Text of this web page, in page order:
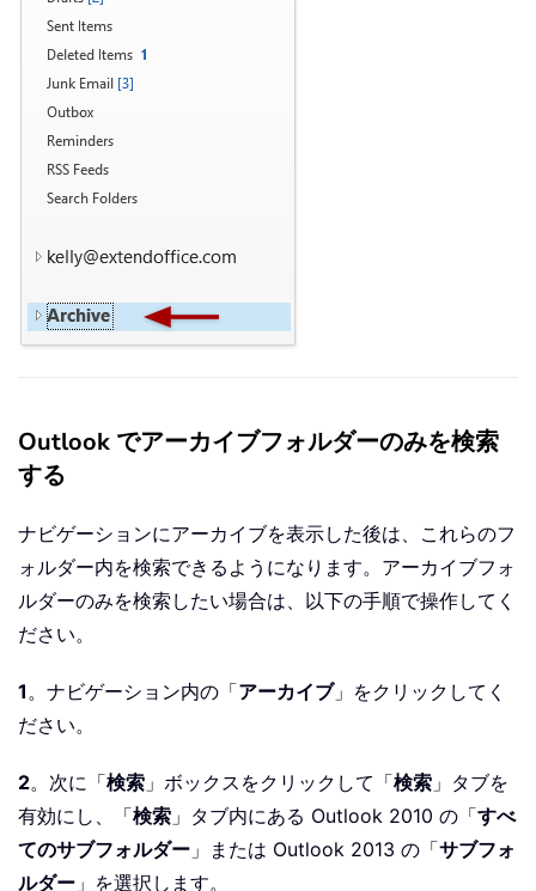
Outlook でアーカイブフォルダーのみを検索
する
ナビゲーションにアーカイブを表示した後は、これらのフ
ォルダー内を検索できるようになります。アーカイブフォ
ルダーのみを検索したい場合は、以下の手順で操作してく
ださい。
1 。ナビゲーション内の「アーカイブ」をクリックしてく
ださい。
2。次に「検索 」ボックスをクリックして「検索 」タブを
有効にし、「検索 」タブ内にある Outlook 2010 の「すべ
てのサブフォルダー 」または Outlook 2013 の「サブフォ
ルダー 」を選択します。